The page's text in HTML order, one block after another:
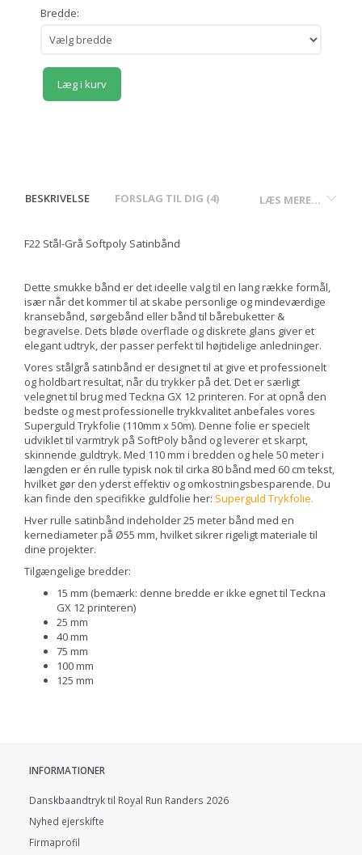
Bredde:
Læg i kurv
LÆS MERE...
BESKRIVELSE FORSLAG TIL DIG (4)
F22 Stål-Grå Softpoly Satinbånd
Dette smukke bånd er det ideelle valg til en lang række formål,
især når det kommer til at skabe personlige og mindeværdige
kransebånd, sørgebånd eller bånd til bårebuketter &
begravelse. Dets bløde overflade og diskrete glans giver et
elegant udtryk, der passer perfekt til højtidelige anledninger.
Vores stålgrå satinbånd er designet til at give et professionelt
og holdbart resultat, når du trykker på det. Det er særligt
velegnet til brug med Teckna GX 12 printeren. For at opnå den
bedste og mest professionelle trykkvalitet anbefales vores
Superguld Trykfolie (110mm x 50m). Denne folie er specielt
udviklet til varmtryk på SoftPoly bånd og leverer et skarpt,
skinnende guldtryk. Med 110 mm i bredden og hele 50 meter i
længden er én rulle typisk nok til cirka 80 bånd med 60 cm tekst,
hvilket gør den yderst effektiv og omkostningsbesparende. Du
kan finde den specifikke guldfolie her: Superguld Trykfolie.
Hver rulle satinbånd indeholder 25 meter bånd med en
kernediameter på Ø55 mm, hvilket sikrer rigeligt materiale til
dine projekter.
Tilgængelige bredder:
15 mm (bemærk: denne bredde er ikke egnet til Teckna
GX 12 printeren)
25 mm
40 mm
75 mm
100 mm
125 mm
INFORMATIONER
Danskbaandtryk til Royal Run Randers 2026
Nyhed ejerskifte
Firmaprofil